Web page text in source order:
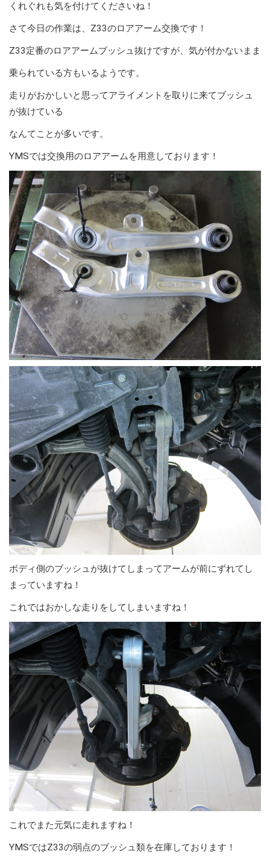
くれぐれも気を付けてくださいね！
さて今日の作業は、Z33のロアアーム交換です！
Z33定番のロアアームブッシュ抜けですが、気が付かないまま
乗られている方もいるようです。
走りがおかしいと思ってアライメントを取りに来てブッシュ
が抜けている
なんてことが多いです。
YMSでは交換用のロアアームを用意しております！
ボディ側のブッシュが抜けてしまってアームが前にずれてし
まっていますね！
これではおかしな走りをしてしまいますね！
これでまた元気に走れますね！
YMSではZ33の弱点のブッシュ類を在庫しております！